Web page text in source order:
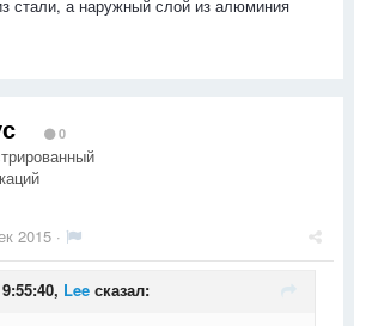
стали, а наружный слой из алюминия
0
2015 ·
Lee сказал: